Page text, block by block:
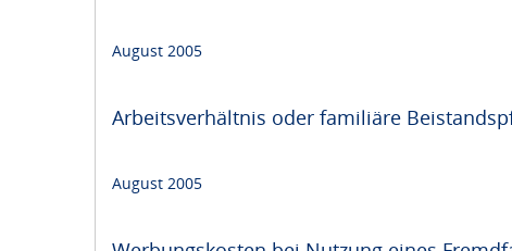
August 2005
Arbeitsverhältnis oder familiäre
August 2005